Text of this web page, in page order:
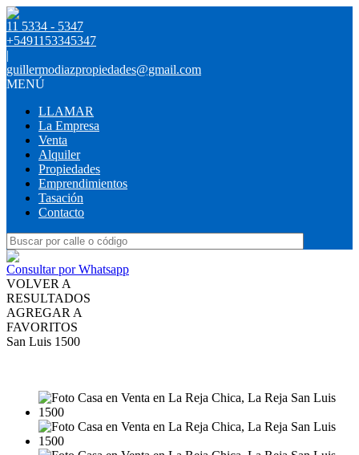
11 5334 - 5347
+5491153345347
|
guillermodiazpropiedades@gmail.com
MENÚ
LLAMAR
La Empresa
Venta
Alquiler
Propiedades
Emprendimientos
Tasación
Contacto
Consultar por Whatsapp
VOLVER A
RESULTADOS
AGREGAR A
FAVORITOS
San Luis 1500